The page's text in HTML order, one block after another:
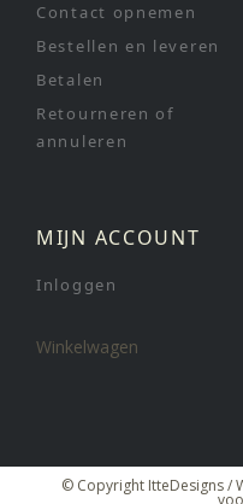
Contact opnemen
Bestellen en leveren
Betalen
Retourneren of
annuleren
MIJN ACCOUNT
Inloggen
Winkelwagen
© Copyright ItteDesigns /